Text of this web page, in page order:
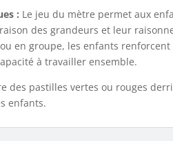
: Le jeu du mètre permet aux
des grandeurs et leur
en groupe, les enfants
à travailler ensemble.
des pastilles vertes ou rouges
enfants.